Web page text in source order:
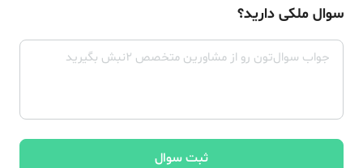
سوال ملکی دارید؟
ثبت سوال